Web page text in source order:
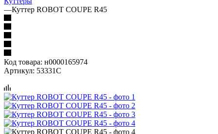
—Куттер ROBOT COUPE R45
Код товара: н0000165974
Артикул: 53331C